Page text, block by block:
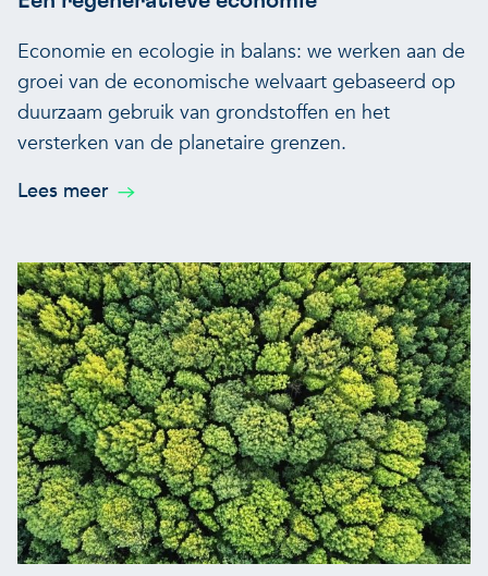
Economie en ecologie in balans: we werken aan de
groei van de economische welvaart gebaseerd op
duurzaam gebruik van grondstoffen en het
versterken van de planetaire grenzen.
Lees meer